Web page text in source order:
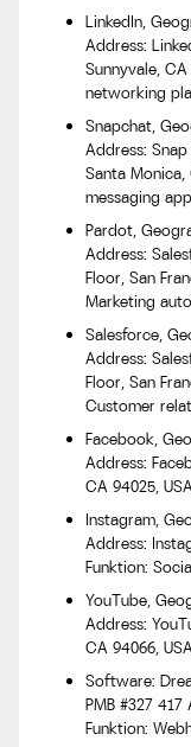
LinkedIn,
Address:
Sunnyvale,
networking
Snapchat,
Address:
Santa Monica,
messaging app
Pardot,
Address:
Floor, San
Marketing
Salesforce,
Address:
Floor, San
Customer
Facebook,
Address:
CA 94025,
Instagram,
Address:
Funktion:
YouTube,
Address:
CA 94066,
Software:
PMB #327 417
Funktion: